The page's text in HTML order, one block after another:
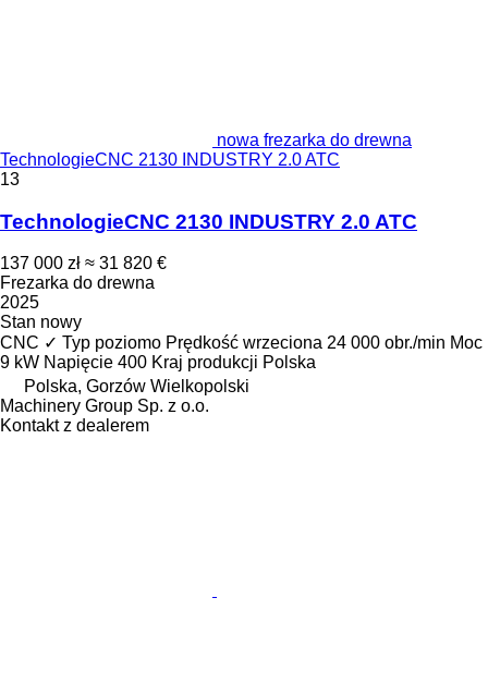
nowa frezarka do drewna
TechnologieCNC 2130 INDUSTRY 2.0 ATC
13
TechnologieCNC 2130 INDUSTRY 2.0 ATC
137 000 zł ≈ 31 820 €
Frezarka do drewna
2025
Stan nowy
CNC ✓ Typ poziomo Prędkość wrzeciona 24 000 obr./min Moc
9 kW Napięcie 400 Kraj produkcji Polska
Polska, Gorzów Wielkopolski
Machinery Group Sp. z o.o.
Kontakt z dealerem